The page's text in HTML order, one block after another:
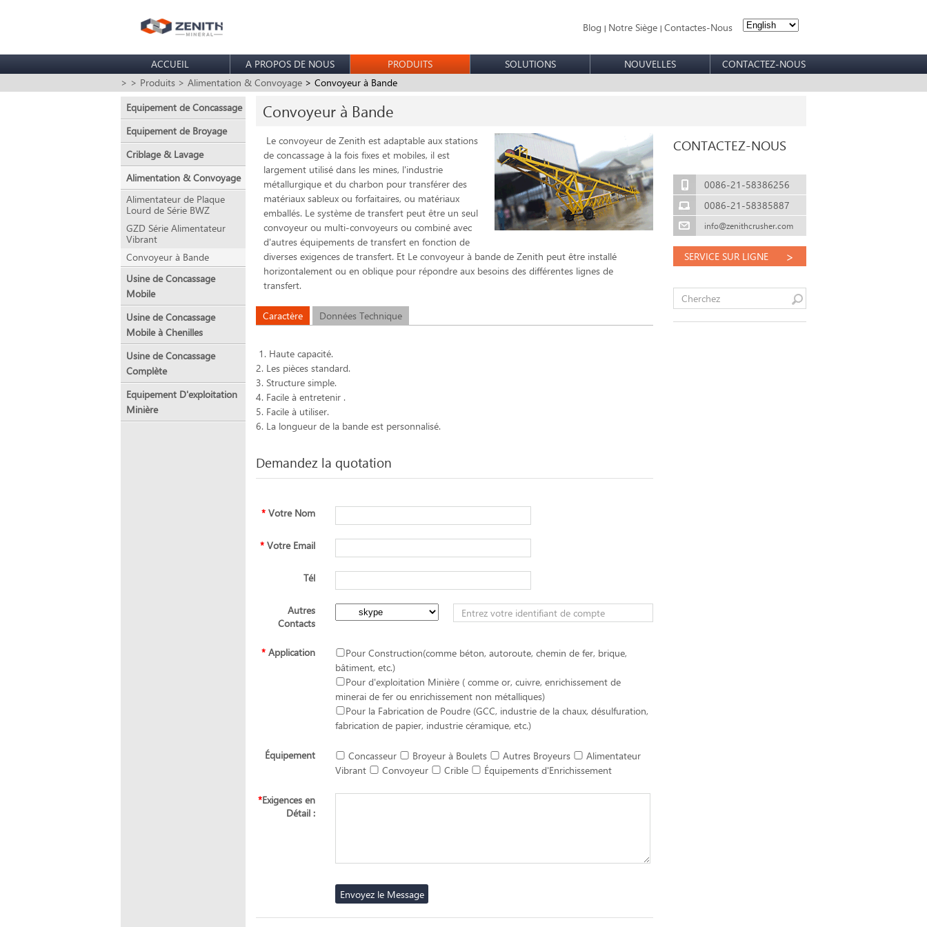
Blog | Notre Siège | Contactes-Nous
ACCUEIL A PROPOS DE NOUS PRODUITS SOLUTIONS NOUVELLES
CONTACTEZ-NOUS
> > Produits > Alimentation & Convoyage > Convoyeur à Bande
Equipement de Concassage
Equipement de Broyage
Criblage & Lavage
Alimentation & Convoyage
Alimentateur de Plaque
Lourd de Série BWZ
GZD Série Alimentateur
Vibrant
Convoyeur à Bande
Usine de Concassage
Mobile
Usine de Concassage
Mobile à Chenilles
Usine de Concassage
Complète
Equipement D'exploitation
Minière
Convoyeur à Bande
Le convoyeur de Zenith est adaptable aux stations
de concassage à la fois fixes et mobiles, il est
largement utilisé dans les mines, l'industrie
métallurgique et du charbon pour transférer des
matériaux sableux ou forfaitaires, ou matériaux
emballés. Le système de transfert peut être un seul
convoyeur ou multi-convoyeurs ou combiné avec
d'autres équipements de transfert en fonction de
diverses exigences de transfert. Et Le convoyeur à bande de Zenith peut être installé
horizontalement ou en oblique pour répondre aux besoins des différentes lignes de
transfert.
Caractère Données Technique
1. Haute capacité.
2. Les pièces standard.
3. Structure simple.
4. Facile à entretenir .
5. Facile à utiliser.
6. La longueur de la bande est personnalisé.
Demandez la quotation
* Votre Nom
* Votre Email
Tél
Autres
Contacts
* Application
Pour Construction(comme béton, autoroute, chemin de fer, brique,
bâtiment, etc.)
Pour d'exploitation Minière ( comme or, cuivre, enrichissement de
minerai de fer ou enrichissement non métalliques)
Pour la Fabrication de Poudre (GCC, industrie de la chaux, désulfuration,
fabrication de papier, industrie céramique, etc.)
Équipement Concasseur Broyeur à Boulets Autres Broyeurs
Alimentateur
Vibrant
Convoyeur Crible Équipements d'Enrichissement
*Exigences en
Détail :
CONTACTEZ-NOUS
0086-21-58386256
0086-21-58385887
info@zenithcrusher.com
SERVICE SUR LIGNE >